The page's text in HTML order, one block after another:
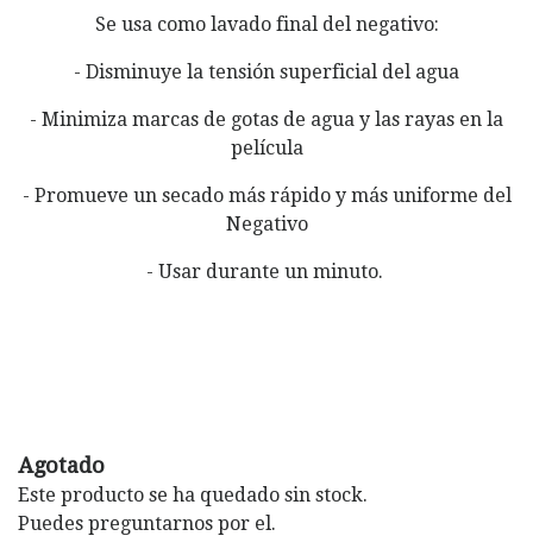
Se usa como lavado final del negativo:
- Disminuye la tensión superficial del agua
- Minimiza marcas de gotas de agua y las rayas en la
película
- Promueve un secado más rápido y más uniforme del
Negativo
- Usar durante un minuto.
Agotado
Este producto se ha quedado sin stock.
Puedes preguntarnos por el.